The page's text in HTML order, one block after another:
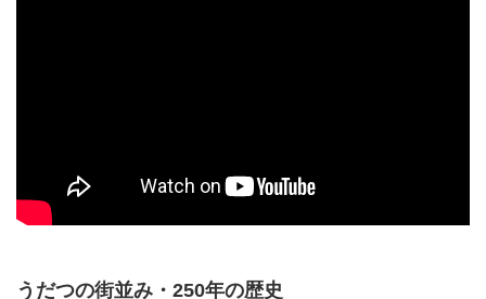
うだつの街並み・250年の歴史